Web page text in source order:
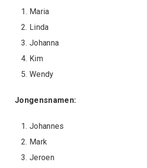
Maria
Linda
Johanna
Kim
Wendy
Jongensnamen:
Johannes
Mark
Jeroen